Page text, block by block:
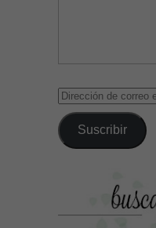
Dirección
correo
electrónico
Suscribir